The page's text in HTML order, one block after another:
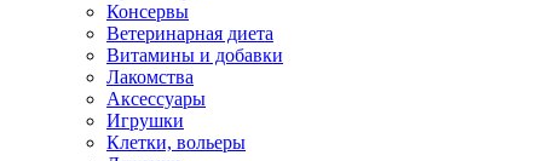
Консервы
Ветеринарная диета
Витамины и добавки
Лакомства
Аксессуары
Игрушки
Клетки, вольеры